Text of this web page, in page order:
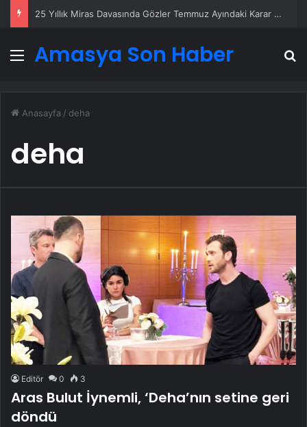
25 Yıllık Miras Davasında Gözler Temmuz Ayındaki Karar Duruşmasına Çevrildi
Menü
Amasya Son Haber
Anasayfa / deha
deha
Editör 0 3
Aras Bulut İynemli, ‘Deha’nın setine geri
döndü